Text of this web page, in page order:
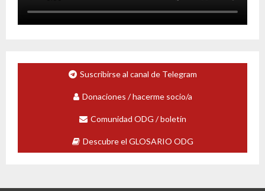
Suscribirse al canal de Telegram
Donaciones / hacerme socio/a
Comunidad ODG / boletín
Descubre el GLOSARIO ODG